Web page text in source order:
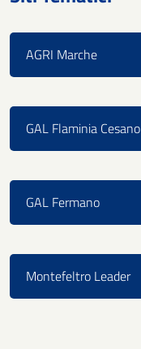
AGRI Marche
GAL Flaminia Cesano
GAL Fermano
Montefeltro Leader